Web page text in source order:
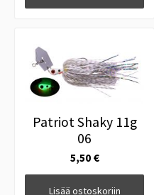
Patriot Shaky 11g
06
5,50 €
Lisää ostoskoriin